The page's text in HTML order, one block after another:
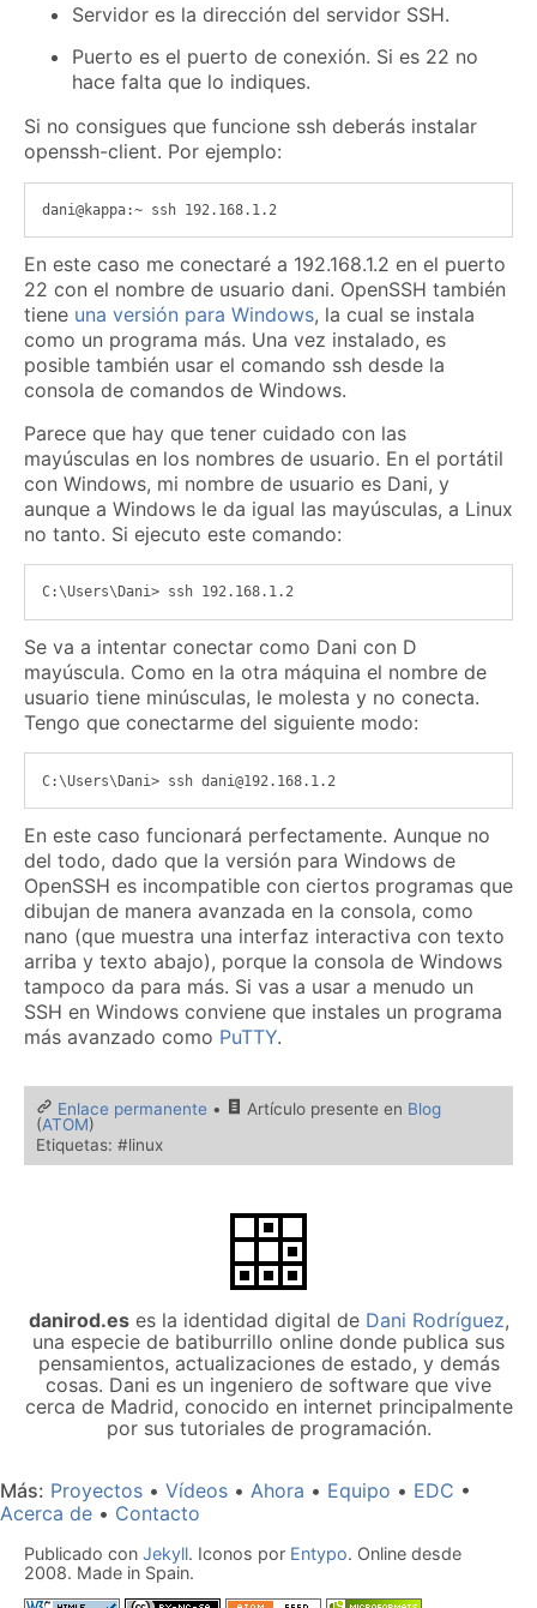
Servidor es la dirección del servidor SSH.
Puerto es el puerto de conexión. Si es 22 no
hace falta que lo indiques.
Si no consigues que funcione ssh deberás instalar
openssh-client. Por ejemplo:
En este caso me conectaré a 192.168.1.2 en el puerto
22 con el nombre de usuario dani. OpenSSH también
tiene una versión para Windows, la cual se instala
como un programa más. Una vez instalado, es
posible también usar el comando ssh desde la
consola de comandos de Windows.
Parece que hay que tener cuidado con las
mayúsculas en los nombres de usuario. En el portátil
con Windows, mi nombre de usuario es Dani, y
aunque a Windows le da igual las mayúsculas, a Linux
no tanto. Si ejecuto este comando:
Se va a intentar conectar como Dani con D
mayúscula. Como en la otra máquina el nombre de
usuario tiene minúsculas, le molesta y no conecta.
Tengo que conectarme del siguiente modo:
En este caso funcionará perfectamente. Aunque no
del todo, dado que la versión para Windows de
OpenSSH es incompatible con ciertos programas que
dibujan de manera avanzada en la consola, como
nano (que muestra una interfaz interactiva con texto
arriba y texto abajo), porque la consola de Windows
tampoco da para más. Si vas a usar a menudo un
SSH en Windows conviene que instales un programa
más avanzado como PuTTY.
Enlace permanente • Artículo presente en Blog
(ATOM)
Etiquetas: #linux
danirod.eses la identidad digital de Dani Rodríguez,
una especie de batiburrillo online donde publica sus
pensamientos, actualizaciones de estado, y demás
cosas. Dani es un ingeniero de software que vive
cerca de Madrid, conocido en internet principalmente
por sus tutoriales de programación.
Más Proyectos Vídeos Ahora Equipo
EDC
Acerca de
Contacto
Publicado con Jekyll. Iconos por Entypo. Online desde
2008. Made in Spain.